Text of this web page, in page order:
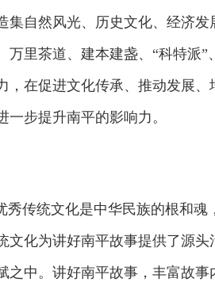
集自然风光、历史文化、经济发
里茶道、建本建盏、“科特派”、
，在促进文化传承、推动发展、
步提升南平的影响力。
秀传统文化是中华民族的根和魂，
文化为讲好南平故事提供了源头
之中。讲好南平故事，丰富故事